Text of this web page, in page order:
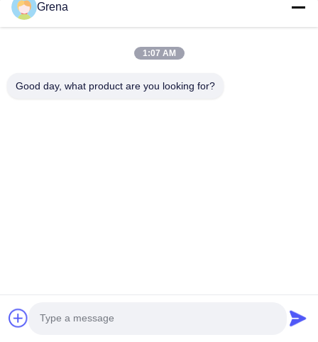
Grena
1:07 AM
Good day, what product are you looking for?